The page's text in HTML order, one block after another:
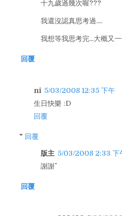
十九歲過幾次喔???
我還沒認真思考過....
我想等我思考完...大概又
回覆
ni 5/03/2008 12:35 下午
生日快樂 :D
回覆
回覆
版主 5/03/2008 2:33 下
謝謝^^
回覆